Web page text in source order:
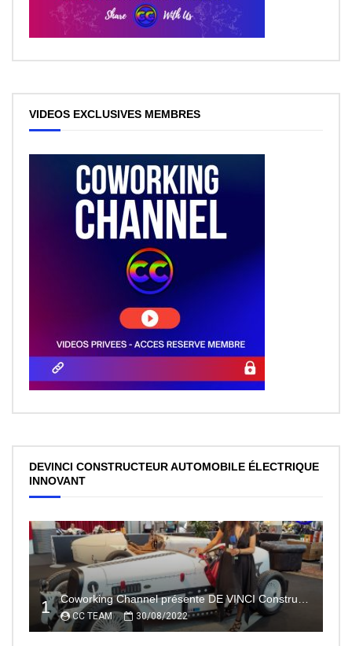
VIDEOS EXCLUSIVES MEMBRES
DEVINCI CONSTRUCTEUR AUTOMOBILE ÉLECTRIQUE
INNOVANT
1 CC TEAM 30/08/2022